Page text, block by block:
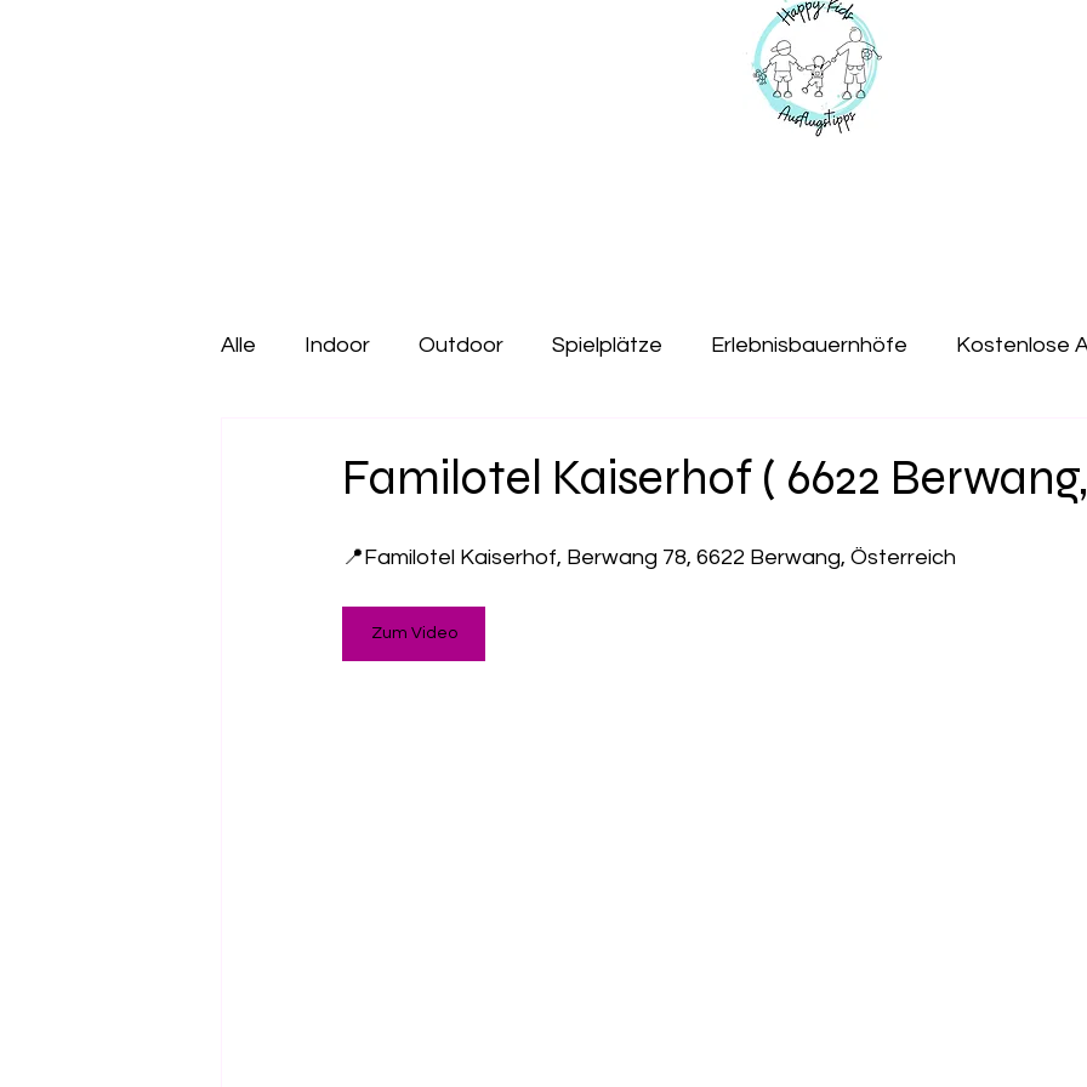
Alle Indoor Outdoor Spielplätze Erlebnisbauernhöfe Kostenlose
Gesundheit Salzspielplatz
Familotel Kaiserhof ( 6622
📍Familotel Kaiserhof, Berwang 78, 6622 Berwang, Österreich
Zum Video